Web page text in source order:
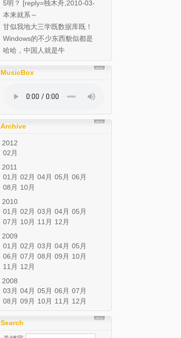
5明？ [reply=独木舟,2010-03-
1...
本来就系～
甘似我地大三学既数据库既！
Windows的不少东西貌似都是
在中国研发
哈哈，中国人就是牛
MusicBox
Archive
2012
02月
2011
01月 02月 04月 05月 06月
08月 10月
2010
01月 02月 03月 04月 05月
07月 10月 11月 12月
2009
01月 02月 03月 04月 05月
06月 07月 08月 09月 10月
11月 12月
2008
03月 04月 05月 06月 07月
08月 09月 10月 11月 12月
Search